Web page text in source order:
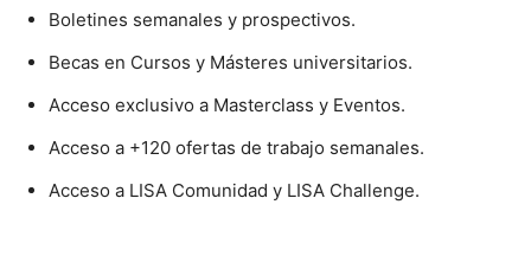
Boletines semanales y prospectivos.
Becas en Cursos y Másteres universitarios.
Acceso exclusivo a Masterclass y Eventos.
Acceso a +120 ofertas de trabajo semanales.
Acceso a LISA Comunidad y LISA Challenge.